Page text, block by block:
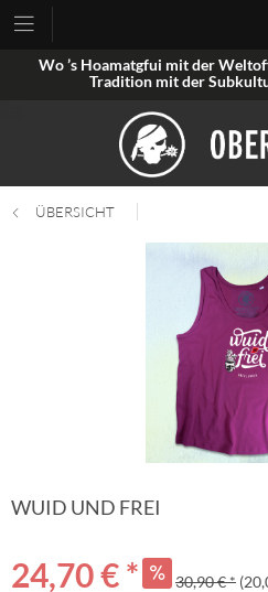
Wo ’s Hoamatgfui mit der
Tradition mit der
ÜBERSICHT
WUID UND FREI
24,70 € * 30,90 € *